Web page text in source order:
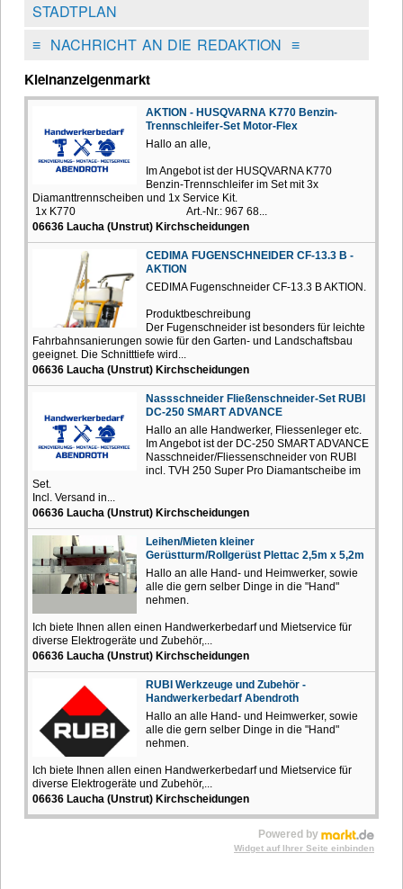
STADTPLAN
≡NACHRICHT AN DIE REDAKTION ≡
Kleinanzeigenmarkt
AKTION - HUSQVARNA K770 Benzin-
Trennschleifer-Set Motor-Flex
Hallo an alle,
Im Angebot ist der HUSQVARNA K770
Benzin-Trennschleifer im Set mit 3x
Diamanttrennscheiben und 1x Service Kit.
1x K770 Art.-Nr.: 967 68...
06636 Laucha (Unstrut) Kirchscheidungen
CEDIMA FUGENSCHNEIDER CF-13.3 B -
AKTION
CEDIMA Fugenschneider CF-13.3 B AKTION.
Produktbeschreibung
Der Fugenschneider ist besonders für leichte
Fahrbahnsanierungen sowie für den Garten- und Landschaftsbau
geeignet. Die Schnitttiefe wird...
06636 Laucha (Unstrut) Kirchscheidungen
Nassschneider Fließenschneider-Set RUBI
DC-250 SMART ADVANCE
Hallo an alle Handwerker, Fliessenleger etc.
Im Angebot ist der DC-250 SMART ADVANCE
Nasschneider/Fliessenschneider von RUBI
incl. TVH 250 Super Pro Diamantscheibe im
Set.
Incl. Versand in...
06636 Laucha (Unstrut) Kirchscheidungen
Leihen/Mieten kleiner
Gerüstturm/Rollgerüst Plettac 2,5m x 5,2m
Hallo an alle Hand- und Heimwerker, sowie
alle die gern selber Dinge in die "Hand"
nehmen.
Ich biete Ihnen allen einen Handwerkerbedarf und Mietservice für
diverse Elektrogeräte und Zubehör,...
06636 Laucha (Unstrut) Kirchscheidungen
RUBI Werkzeuge und Zubehör -
Handwerkerbedarf Abendroth
Hallo an alle Hand- und Heimwerker, sowie
alle die gern selber Dinge in die "Hand"
nehmen.
Ich biete Ihnen allen einen Handwerkerbedarf und Mietservice für
diverse Elektrogeräte und Zubehör,...
06636 Laucha (Unstrut) Kirchscheidungen
Powered by
Widget auf Ihrer Seite einbinden